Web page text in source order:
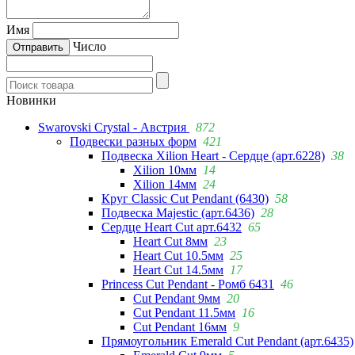
Имя
Число
Новинки
Swarovski Crystal - Австрия
872
Подвески разных форм 421
Подвеска Xilion Heart - Сердце (арт.6228) 38
Xilion 10мм 14
Xilion 14мм 24
Круг Classic Cut Pendant (6430) 58
Подвеска Majestic (арт.6436) 28
Сердце Heart Cut арт.6432 65
Heart Cut 8мм 23
Heart Cut 10.5мм 25
Heart Cut 14.5мм 17
Princess Cut Pendant - Ромб 6431
46
Cut Pendant 9мм 20
Cut Pendant 11.5мм 16
Cut Pendant 16мм 9
Прямоугольник Emerald Cut Pendant (арт.6435)